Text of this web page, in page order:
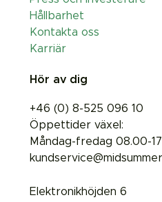
Hållbarhet
Kontakta oss
Karriär
Hör av dig
+46 (0) 8-525 096 10
Öppettider växel:
Måndag-fredag 08.00-
Elektronikhöjden 6